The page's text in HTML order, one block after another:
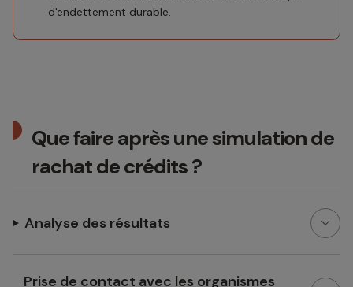
d'endettement durable.
Que faire après une simulation de
rachat de crédits ?
Analyse des résultats
Prise de contact avec les organismes